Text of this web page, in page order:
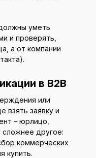
уметь
и проверять,
а от компании
в B2B
или
взять заявку и
– юрлицо,
сложнее другое:
коммерческих
купить.